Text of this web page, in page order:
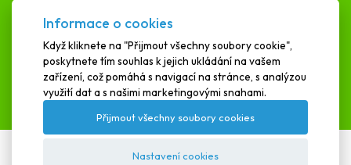
podatelna@zsbystrice.cz
SCHRÁNKA DŮVĚRY
Mapa stránek |Prohlášení o přístupnosti
Informace o cookies
Když kliknete na "Přijmout všechny soubory cookie",
poskytnete tím souhlas k jejich ukládání na vašem
zařízení, což pomáhá s navigací na stránce, s analýzou
využití dat a s našimi marketingovými snahami.
Přijmout všechny soubory cookies
Nastavení cookies